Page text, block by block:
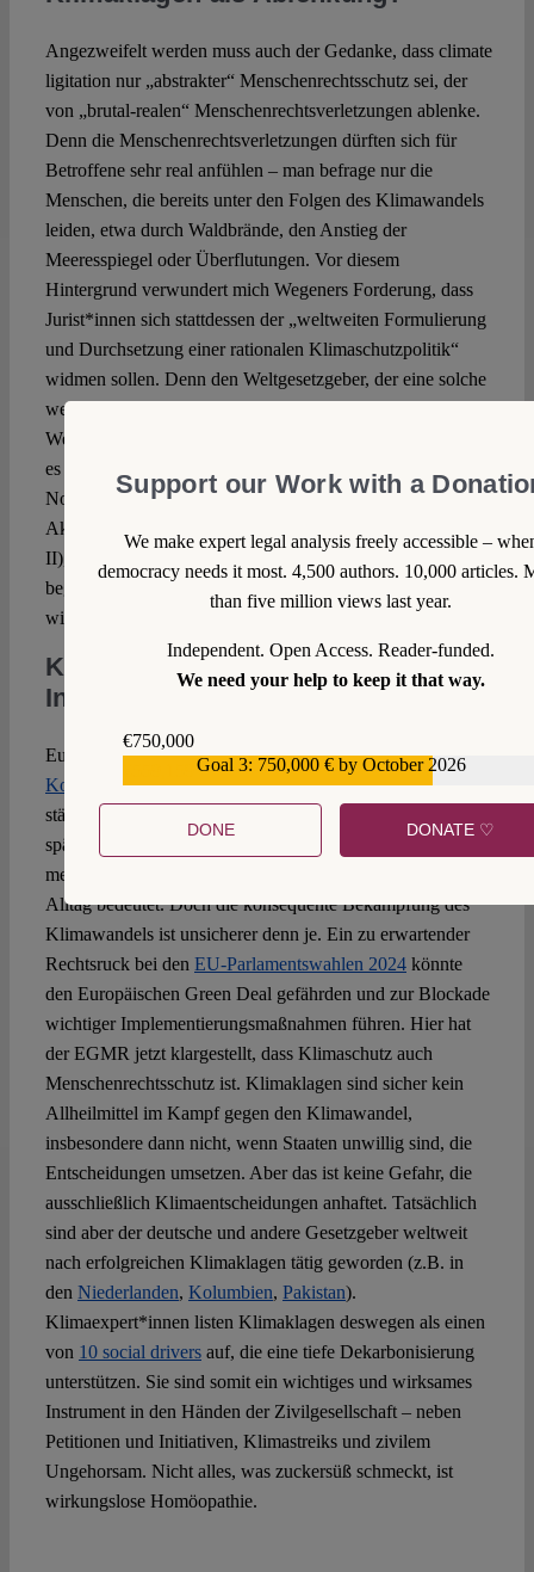
Angezweifelt werden muss auch der Gedanke, dass climate
ligitation nur „abstrakter“ Menschenrechtsschutz sei, der
von „brutal-realen“ Menschenrechtsverletzungen ablenke.
Denn die Menschenrechtsverletzungen dürften sich für
Betroffene sehr real anfühlen – man befrage nur die
Menschen, die bereits unter den Folgen des Klimawandels
leiden, etwa durch Waldbrände, den Anstieg der
Meeresspiegel oder Überflutungen. Vor diesem
Hintergrund verwundert mich Wegeners Forderung, dass
Jurist*innen sich stattdessen der „weltweiten Formulierung
und Durchsetzung einer rationalen Klimaschutzpolitik“
widmen sollen. Denn den Weltgesetzgeber, der eine solche
weltweite Formulierung verbindlich festschreiben oder den
Weltgerichtshof, der eine solche durchsetzen könnte, gibt
es nicht. Vielmehr anerkennt das Pariser Abkommen die
Notwendigkeit des Tätigwerdens verschiedenster
Akteur*innen auf allen Ebenen, v.a. der nationalen (Art. 4
II), um dem
„glokalen“ Problem
Klimawandel zu
begegnen. Dabei spielen auch die
wichtige Rolle.
Klimaklagen sind ein wichtiges
Instrument für die Zivilgesellschaft
Europa erwärmt sich derzeit zweimal so schnell wie andere
Kontinente.Deutschlandgehörte 2018 zu den drei am
stärksten vom Klimawandel betroffenen Ländern und
spätestens seit dem Ahr-Hochwasser ist auch hier den
meisten Menschen bewusst, was die Klimakrise für ihren
Alltag bedeutet. Doch die konsequente Bekämpfung des
Klimawandels ist unsicherer denn je. Ein zu erwartender
Rechtsruck bei den EU-Parlamentswahlen 2024könnte
den Europäischen Green Deal gefährden und zur Blockade
wichtiger Implementierungsmaßnahmen führen. Hier hat
der EGMR jetzt klargestellt, dass Klimaschutz auch
Menschenrechtsschutz ist. Klimaklagen sind sicher kein
Allheilmittel im Kampf gegen den Klimawandel,
insbesondere dann nicht, wenn Staaten unwillig sind, die
Entscheidungen umsetzen. Aber das ist keine Gefahr, die
ausschließlich Klimaentscheidungen anhaftet. Tatsächlich
sind aber der deutsche und andere Gesetzgeber weltweit
nach erfolgreichen Klimaklagen tätig geworden (z.B. in
den Niederlanden, Kolumbien, Pakistan).
Klimaexpert*innen listen Klimaklagen deswegen als einen
von 10 social driversauf, die eine tiefe Dekarbonisierung
unterstützen. Sie sind somit ein wichtiges und wirksames
Instrument in den Händen der Zivilgesellschaft – neben
Petitionen und Initiativen, Klimastreiks und zivilem
Ungehorsam. Nicht alles, was zuckersüß schmeckt, ist
wirkungslose Homöopathie.
Support our Work with a
We make expert legal analysis freely accessible –
democracy needs it most. 4,500 authors. 10,000 articles.
than five million views last year.
Independent. Open Access. Reader-funded.
We need your help to keep it that way.
€750,000
Goal 3: 750,000 € by October 2026
DONE DONATE ♡